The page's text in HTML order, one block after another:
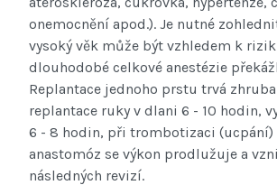
onemocnění apod.). Je nutné
vysoký věk může být vzhledem k
dlouhodobé celkové anestézie
Replantace jednoho prstu trvá
replantace ruky v dlani 6 - 10 hodin,
6 - 8 hodin, při trombotizaci (ucpání)
anastomóz se výkon prodlužuje a
následných revizí.